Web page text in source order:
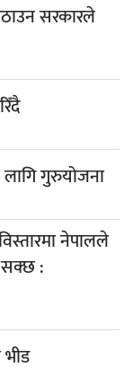
सरकारले
गुरुयोजना
नेपालले
सक्छ :